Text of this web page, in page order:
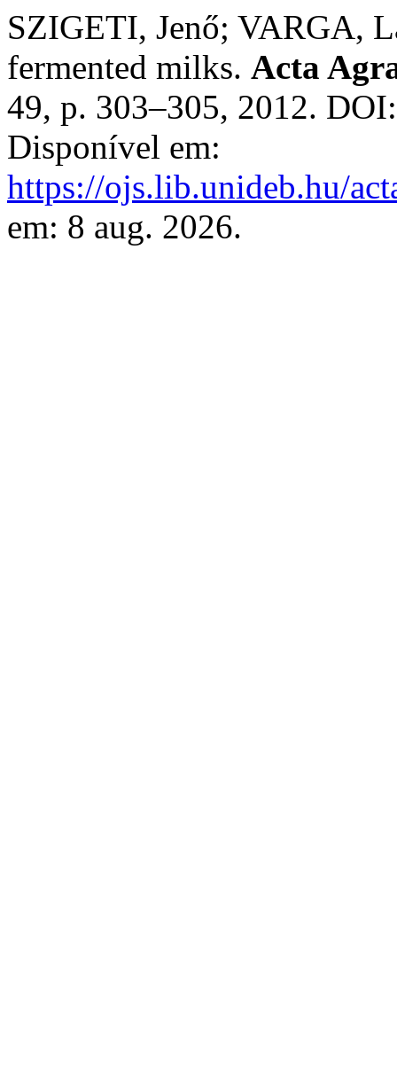
SZIGETI, Jenő; VARGA,
fermented milks. Acta
49, p. 303–305, 2012.
Disponível em:
https://ojs.lib.unideb.hu/
em: 8 aug. 2026.